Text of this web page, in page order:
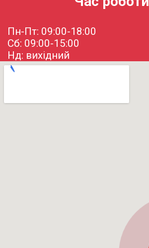
Пн-Пт: 09:00-18:00
Сб: 09:00-15:00
Нд: вихідний